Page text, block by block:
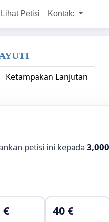
Lihat Petisi Kontak:
Ketampakan Lanjutan
petisi ini kepada 3,000
€ 40 €